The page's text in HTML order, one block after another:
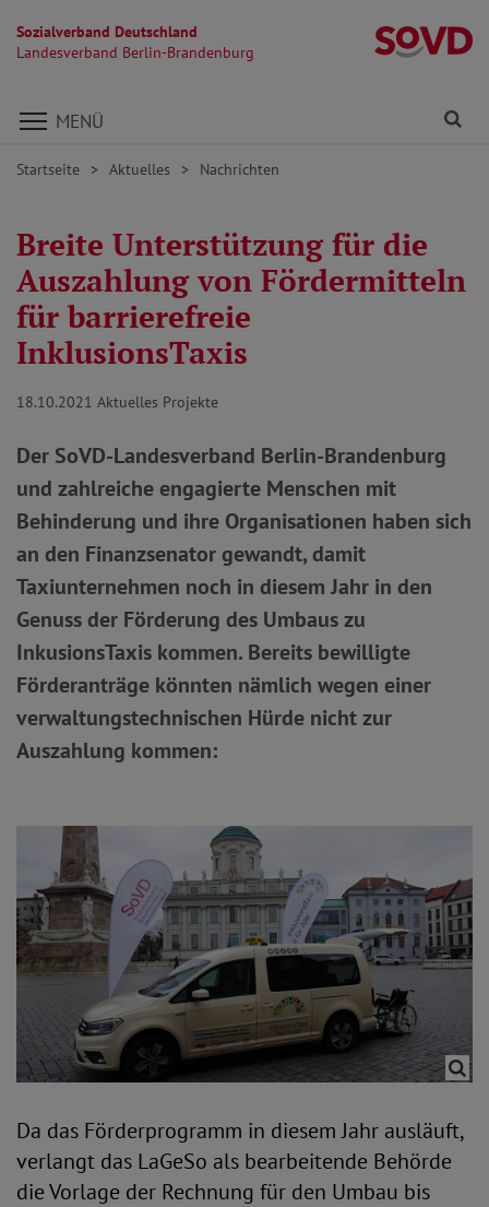
Sozialverband Deutschland
Landesverband Berlin-Brandenburg
Direkt zu den Inhalten springen
MENÜ
Startseite Aktuelles Nachrichten
Breite Unterstützung für die
Auszahlung von Fördermitteln
für barrierefreie
InklusionsTaxis
18.10.2021 Aktuelles Projekte
Der SoVD-Landesverband Berlin-Brandenburg
und zahlreiche engagierte Menschen mit
Behinderung und ihre Organisationen haben sich
an den Finanzsenator gewandt, damit
Taxiunternehmen noch in diesem Jahr in den
Genuss der Förderung des Umbaus zu
InkusionsTaxis kommen. Bereits bewilligte
Förderanträge könnten nämlich wegen einer
verwaltungstechnischen Hürde nicht zur
Auszahlung kommen:
Da das Förderprogramm in diesem Jahr ausläuft,
verlangt das LaGeSo als bearbeitende Behörde
die Vorlage der Rechnung für den Umbau bis